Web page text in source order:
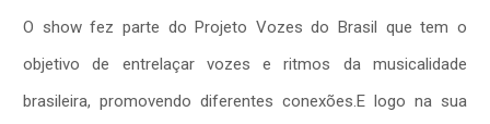
O show fez parte do Projeto Vozes do Brasil que tem o
objetivo de entrelaçar vozes e ritmos da musicalidade
brasileira, promovendo diferentes conexões.E logo na sua